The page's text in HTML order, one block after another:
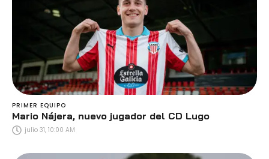
PRIMER EQUIPO
Mario Nájera, nuevo jugador del CD Lugo
julio 31, 10:00 AM